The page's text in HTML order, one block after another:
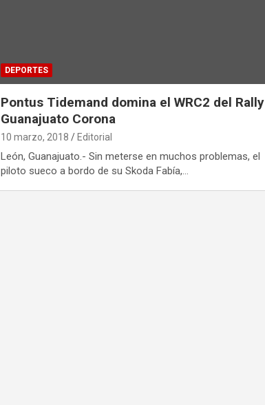
DEPORTES
Pontus Tidemand domina el WRC2 del Rally
Guanajuato Corona
10 marzo, 2018 Editorial
León, Guanajuato.- Sin meterse en muchos problemas, el
piloto sueco a bordo de su Skoda Fabía,…